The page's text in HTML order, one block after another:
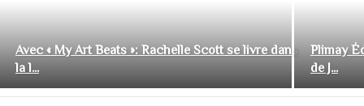
Avec « My Art Beats »: Rachelle Scott se livre dans
la l...
Plimay
de J...